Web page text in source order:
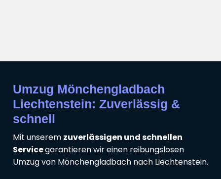
Umzug Mönchengladbach
Liechtenstein: Zuverlässig &
schnell
Mit unserem zuverlässigen und schnellen
Servicegarantieren wir einen reibungslosen
Umzug von Mönchengladbach nach Liechtenstein.